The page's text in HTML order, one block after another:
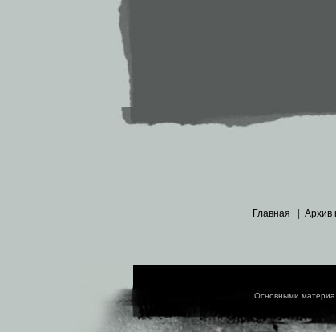
Главная Архив
Основными